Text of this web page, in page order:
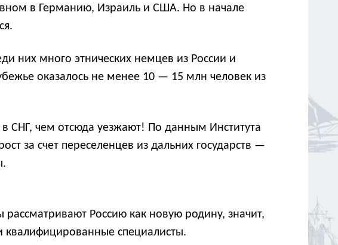
в Германию, Израиль и США. Но в начале
них много этнических немцев из России и
оказалось не менее 10 — 15 млн человек из
СНГ, чем отсюда уезжают! По данным Института
за счет переселенцев из дальних государств —
Россию как новую родину, значит,
квалифицированные специалисты.